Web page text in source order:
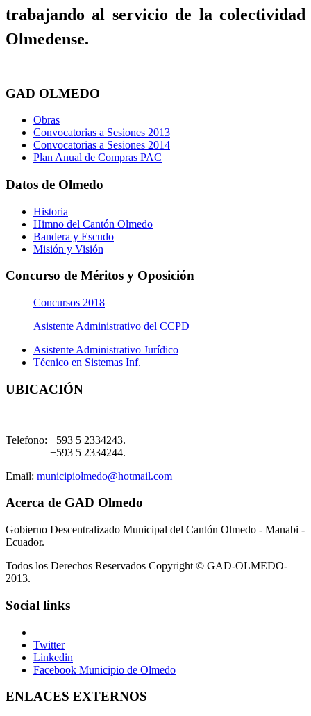
trabajando al servicio de la colectividad
Olmedense.
GAD OLMEDO
Obras
Convocatorias a Sesiones 2013
Convocatorias a Sesiones 2014
Plan Anual de Compras PAC
Datos de Olmedo
Historia
Himno del Cantón Olmedo
Bandera y Escudo
Misión y Visión
Concurso de Méritos y Oposición
Concursos 2018
Asistente Administrativo del CCPD
Asistente Administrativo Jurídico
Técnico en Sistemas Inf.
UBICACIÓN
Telefono: +593 5 2334243.
+593 5 2334244.
Email: municipiolmedo@hotmail.com
Acerca de GAD Olmedo
Gobierno Descentralizado Municipal del Cantón Olmedo - Manabi -
Ecuador.
Todos los Derechos Reservados Copyright © GAD-OLMEDO-
2013.
Social links
Twitter
Linkedin
Facebook Municipio de Olmedo
ENLACES EXTERNOS